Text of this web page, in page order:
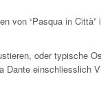
von “Pasqua in
oder typische
einschliesslich